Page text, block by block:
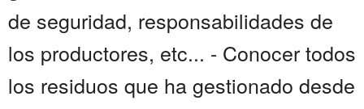
de seguridad, responsabilidades de
los productores, etc... - Conocer todos
los residuos que ha gestionado desde